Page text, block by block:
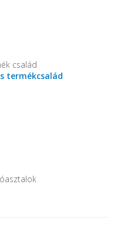
család
termékcsalád